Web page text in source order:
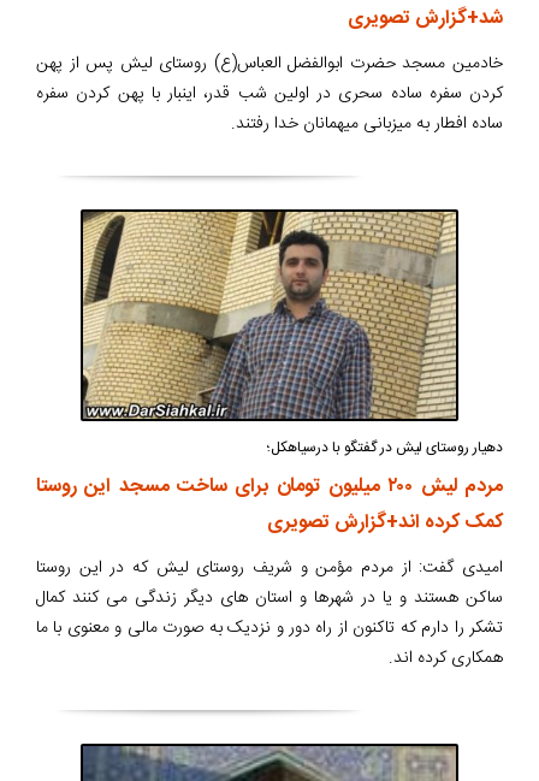
شد+گزارش تصویری
خادمین مسجد حضرت ابوالفضل العباس(ع) روستای لیش پس از پهن
کردن سفره ساده سحری در اولین شب قدر، اینبار با پهن کردن سفره
ساده افطار به میزبانی میهمانان خدا رفتند.
دهیار روستای لیش در گفتگو با درسیاهکل؛
مردم لیش ۲۰۰ میلیون تومان برای ساخت مسجد این روستا
کمک کرده اند+گزارش تصویری
امیدی گفت: از مردم مؤمن و شریف روستای لیش که در این روستا
ساکن هستند و یا در شهرها و استان های دیگر زندگی می کنند کمال
تشکر را دارم که تاکنون از راه دور و نزدیک به صورت مالی و معنوی با ما
همکاری کرده اند.